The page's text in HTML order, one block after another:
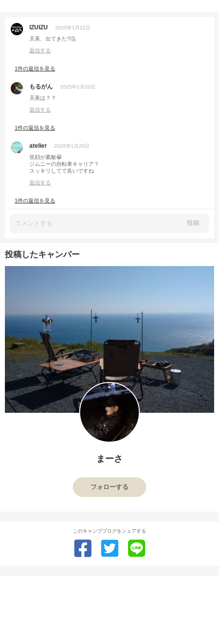
IZUIZU 2025年1月22日
天美、出てきた?🤔
返信する
1件の返信を見る
もるがん 2025年1月20日
天美は？？
返信する
1件の返信を見る
atelier 2025年1月20日
笑顔が素敵😁
ジムニーの自転車キャリア？
スッキリしてて良いですね
返信する
1件の返信を見る
投稿
投稿したキャンパー
まーさ
フォローする
このキャンプブログをシェアする